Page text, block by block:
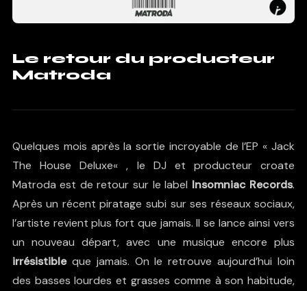
Le retour du producteur
Matroda
Quelques mois après la sortie incroyable de l’EP «Jack
The House Deluxe« , le DJ et producteur croate
Matroda est de retour sur le label Insomniac Records.
Après un récent piratage subi sur ses réseaux sociaux,
l’artiste revient plus fort que jamais. Il se lance ainsi vers
un nouveau départ, avec une musique encore plus
irrésistibleque jamais. On le retrouve aujourd’hui loin
des basses lourdes et grasses comme à son habitude,